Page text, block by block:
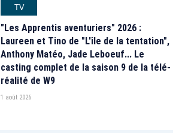
TV
"Les Apprentis aventuriers" 2026 :
Laureen et Tino de "L'île de la tentation",
Anthony Matéo, Jade Leboeuf... Le
casting complet de la saison 9 de la télé-
réalité de W9
1 août 2026